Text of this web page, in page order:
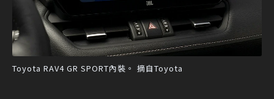
Toyota RAV4 GR SPORT內裝。 摘自Toyota